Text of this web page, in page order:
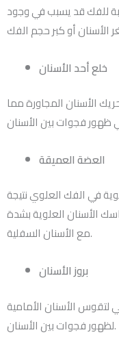
للفك قد يسبب في وجود
خلع أحد الأسنان
الأسنان المجاورة مما
العضة العميقة
في الفك العلوي نتيجة
الأسنان العلوية بشدة
مع الأسنان السفلية.
بروز الأسنان
لتقوس الأسنان الأمامية
لظهور فجوات بين الأسنان.